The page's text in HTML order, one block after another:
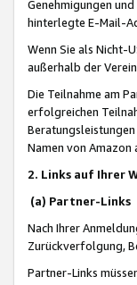
Genehmigungen
hinterlegte E-Mail-
Wenn Sie als Nicht-
außerhalb der
Die Teilnahme am
erfolgreichen
Namen von
2. Links auf Ihrer
(a) Partner-Links
Nach Ihrer
Zurückverfolgung,
Partner-Links